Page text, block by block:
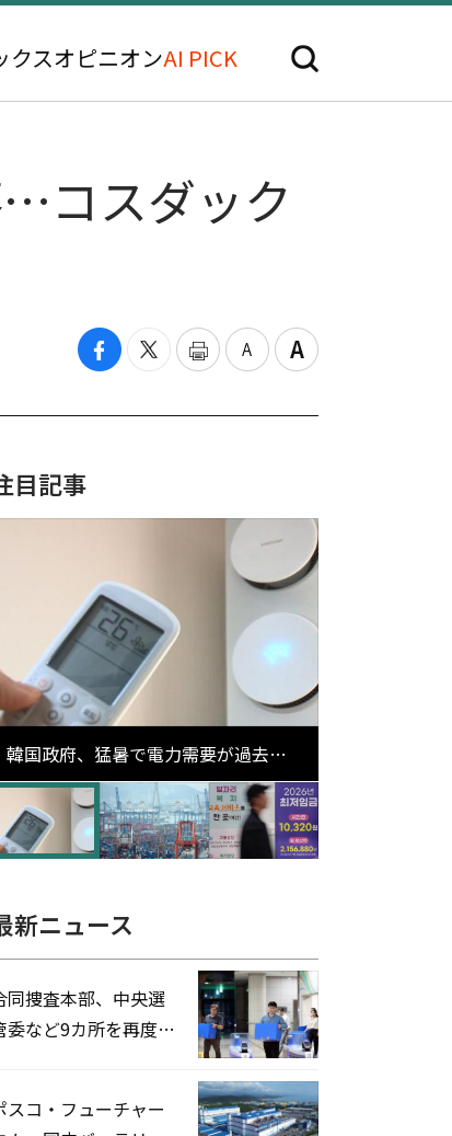
クスオピニオンAI PICK
コスダック
目記事
韓国政府、猛暑で電力需要が過去最
高更新の可能性に需給対応体制を点
検
新ニュース
同捜査本部、中央選
委など9カ所を再度家
スコ・フューチャー